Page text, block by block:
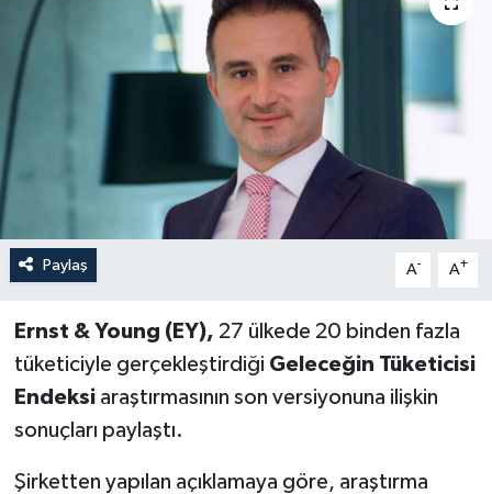
Paylaş A- A+
Ernst & Young (EY), 27 ülkede 20 binden fazla
tüketiciyle gerçekleştirdiği Geleceğin Tüketicisi
Endeksi araştırmasının son versiyonuna ilişkin
sonuçları paylaştı.
Şirketten yapılan açıklamaya göre, araştırma